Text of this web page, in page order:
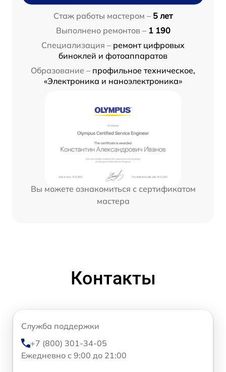
Стаж работы мастером – 5 лет
Выполнено ремонтов – 1 190
Специализация – ремонт цифровых
биноклей и фотоаппаратов
Образование – профильное техническое,
«Электроника и наноэлектроника»
Вы можете ознакомиться с сертификатом
мастера
Контакты
Служба поддержки
+7 (800) 301-34-05
Ежедневно с 9:00 до 21:00